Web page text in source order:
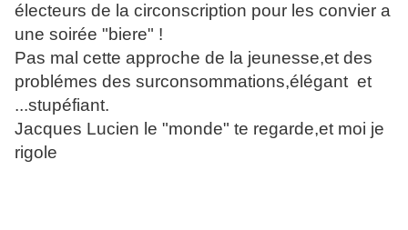
électeurs de la circonscription pour les convier a
une soirée "biere" !
Pas mal cette approche de la jeunesse,et des
problémes des surconsommations,élégant et
...stupéfiant.
Jacques Lucien le "monde" te regarde,et moi je
rigole